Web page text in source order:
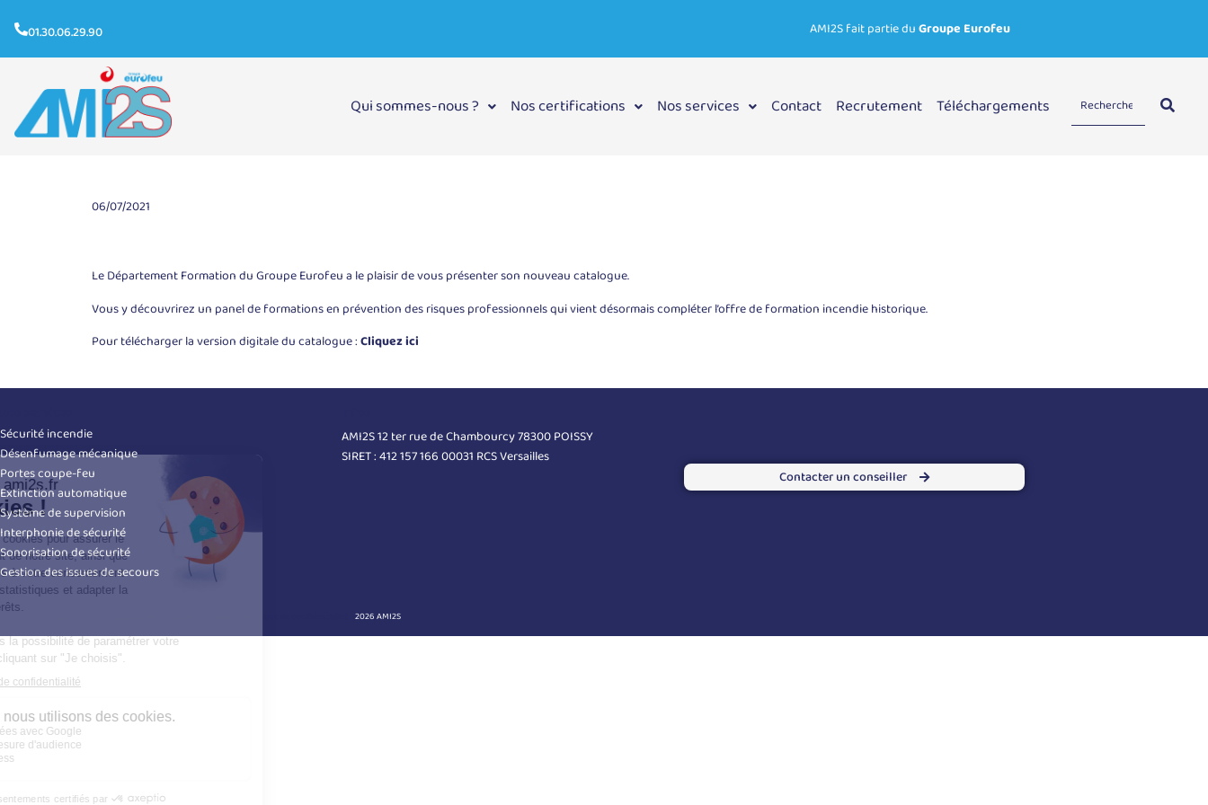
01.30.06.29.90 AMI2S fait partie duGroupe Eurofeu
Qui sommes-nous ? Nos certifications Nos services Contact Recrutement Téléchargements
06/07/2021
Le Département Formation du Groupe Eurofeu a le plaisir de vous présenter son nouveau catalogue.
Vous y découvrirez un panel de formations en prévention des risques professionnels qui vient désormais compléter l’offre de formation incendie historique.
Pour télécharger la version digitale du catalogue :Cliquez ici
Sécurité incendie
Désenfumage mécanique
Portes coupe-feu
Extinction automatique
Système de supervision
Interphonie de sécurité
Sonorisation de sécurité
Gestion des issues de secours
AMI2S 12 ter rue de Chambourcy 78300 POISSY
SIRET : 412 157 166 00031 RCS Versailles
Contacter un conseiller
2026 AMI2S